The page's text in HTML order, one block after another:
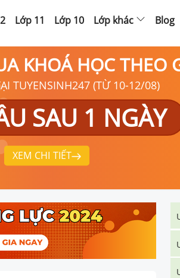
Lớp 11 Lớp 10 Lớp khác Blog
KHOÁ HỌC THEO
TUYENSINH247 (TỪ 10-12/08)
SAU 1 NGÀY
XEM CHI TIẾT